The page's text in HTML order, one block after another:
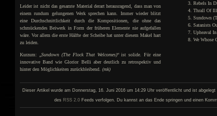
Leider ist nicht das gesamte Material derart herausragend, dass man von
einem rundum gelungenen Werk sprechen kann. Immer wieder blitzt
eine Durchschnittlichkeit durch die Kompositionen, die ohne das
schmückendes Beiwerk in Form der früheren Elemente nie aufgefallen
wäre. Vor allem die erste Hälfte der Scheibe hat unter diesem Makel hart
zu leiden.
Kurzum: „ Sundown (The Flock That Welcomes)“ ist solide. Für eine
innovative Band wie Glorior Belli aber deutlich zu retrospektiv und
hinter den Möglichkeiten zurückbleibend. (mk)
Rebels In
Thrall Of
Sundown
Satanists
Upheaval
We Whose
Dieser Artikel wurde am Donnerstag, 16. Juni 2016 um 14:29 Uhr veröffentlicht und ist
des RSS 2.0 Feeds verfolgen. Du kannst an das Ende springen und einen